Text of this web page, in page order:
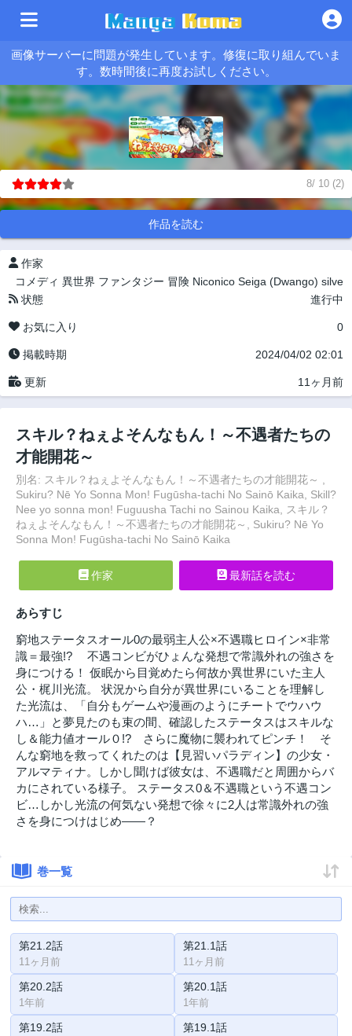
画像サーバーに問題が発生しています。修復に取り組んでいま
す。数時間後に再度お試しください。
8/ 10 (2)
作品を読む
作家
コメディ 異世界 ファンタジー 冒険 Niconico Seiga (Dwango) silve
状態
進行中
お気に入り 0
掲載時期 2024/04/02 02:01
更新 11ヶ月前
スキル？ねぇよそんなもん！～不遇者たちの
才能開花～
別名: スキル？ねぇよそんなもん！～不遇者たちの才能開花～ ,
Sukiru? Nē Yo Sonna Mon! Fugūsha-tachi No Sainō Kaika, Skill?
Nee yo sonna mon! Fuguusha Tachi no Sainou Kaika, スキル？
ねぇよそんなもん！～不遇者たちの才能開花～, Sukiru? Nē Yo
Sonna Mon! Fugūsha-tachi No Sainō Kaika
作家 最新話を読む
あらすじ
窮地ステータスオール0の最弱主人公×不遇職ヒロイン×非常
識＝最強!? 不遇コンビがひょんな発想で常識外れの強さを
身につける！ 仮眠から目覚めたら何故か異世界にいた主人
公・梶川光流。 状況から自分が異世界にいることを理解し
た光流は、「自分もゲームや漫画のようにチートでウハウ
ハ…」と夢見たのも束の間、確認したステータスはスキルな
し＆能力値オール０!? さらに魔物に襲われてピンチ！ そ
んな窮地を救ってくれたのは【見習いパラディン】の少女・
アルマティナ。しかし聞けば彼女は、不遇職だと周囲からバ
カにされている様子。 ステータス0＆不遇職という不遇コン
ビ…しかし光流の何気ない発想で徐々に2人は常識外れの強
さを身につけはじめ――？
巻一覧
第21.2話
11ヶ月前
第21.1話
11ヶ月前
第20.2話
1年前
第20.1話
1年前
第19.2話 第19.1話